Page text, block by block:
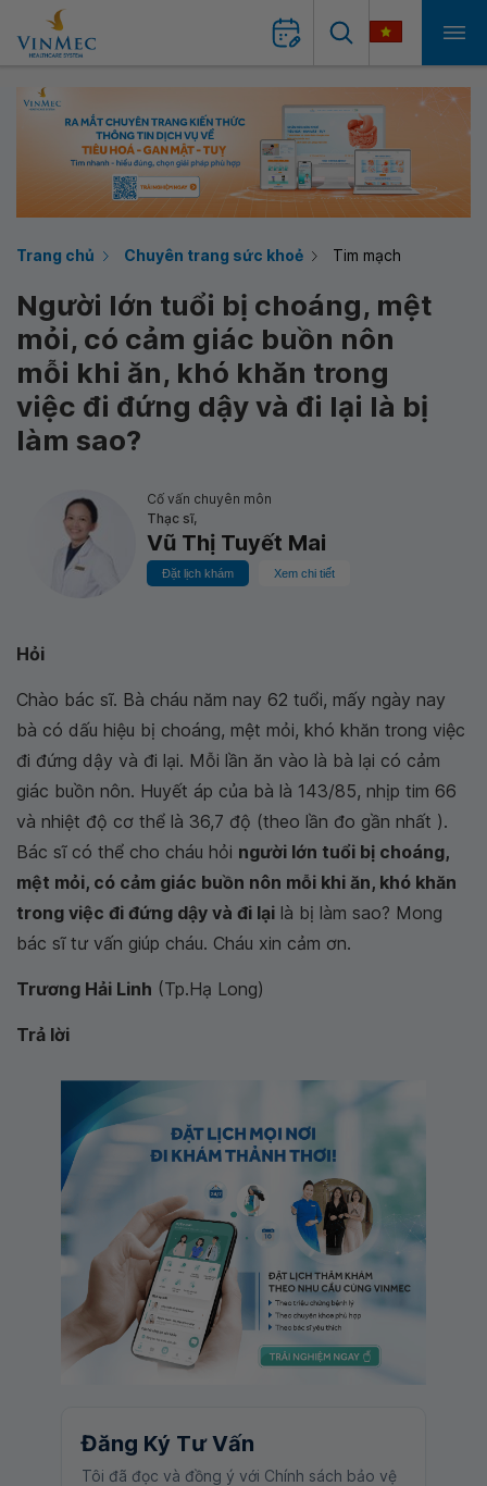
Trang chủ Chuyên trang sức khoẻ Tim mạch
Người lớn tuổi bị choáng, mệt
mỏi, có cảm giác buồn nôn
mỗi khi ăn, khó khăn trong
việc đi đứng dậy và đi lại là bị
làm sao?
Cố vấn chuyên môn
Thạc sĩ,
Vũ Thị Tuyết Mai
Đặt lịch khám Xem chi tiết
Hỏi
Chào bác sĩ. Bà cháu năm nay 62 tuổi, mấy ngày nay
bà có dấu hiệu bị choáng, mệt mỏi, khó khăn trong việc
đi đứng dậy và đi lại. Mỗi lần ăn vào là bà lại có cảm
giác buồn nôn. Huyết áp của bà là 143/85, nhịp tim 66
và nhiệt độ cơ thể là 36,7 độ (theo lần đo gần nhất ).
Bác sĩ có thể cho cháu hỏi người lớn tuổi bị choáng,
mệt mỏi, có cảm giác buồn nôn mỗi khi ăn, khó khăn
trong việc đi đứng dậy và đi lại là bị làm sao? Mong
bác sĩ tư vấn giúp cháu. Cháu xin cảm ơn.
Trương Hải Linh (Tp.Hạ Long)
Trả lời
Đăng Ký Tư Vấn
Tôi đã đọc và đồng ý với Chính sách bảo vệ